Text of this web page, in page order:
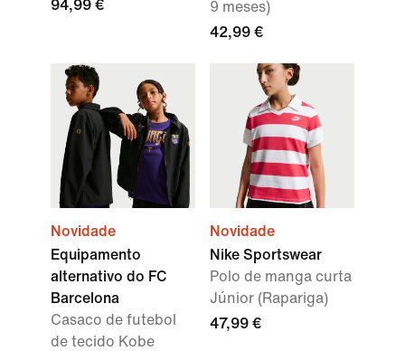
94,99 €
9 meses)
42,99 €
Novidade
Equipamento
alternativo do FC
Barcelona
Casaco de futebol
de tecido Kobe
Novidade
Nike Sportswear
Polo de manga curta
Júnior (Rapariga)
47,99 €